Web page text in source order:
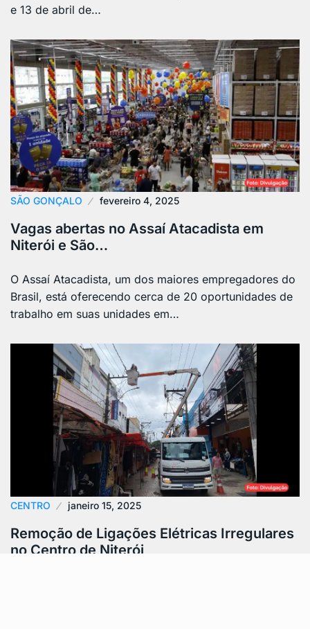
e 13 de abril de…
SÃO GONÇALO fevereiro 4, 2025
Vagas abertas no Assaí Atacadista em
Niterói e São…
O Assaí Atacadista, um dos maiores empregadores do
Brasil, está oferecendo cerca de 20 oportunidades de
trabalho em suas unidades em…
CENTRO janeiro 15, 2025
Remoção de Ligações Elétricas Irregulares
no Centro de Niterói